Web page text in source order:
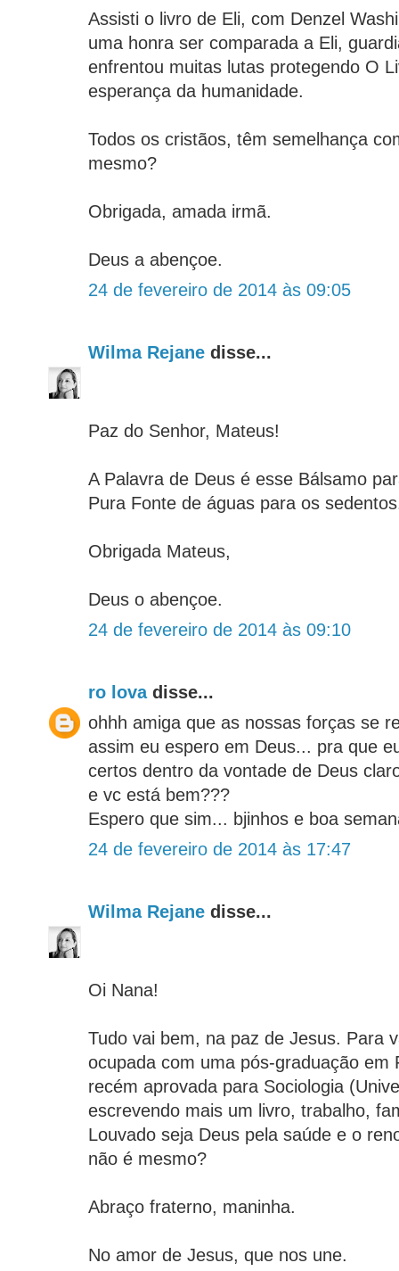
Assisti o livro de Eli, com Denzel
uma honra ser comparada a Eli,
enfrentou muitas lutas protegendo O
esperança da humanidade.
Todos os cristãos, têm semelhança
mesmo?
Obrigada, amada irmã.
Deus a abençoe.
24 de fevereiro de 2014 às 09:05
Wilma Rejane disse...
Paz do Senhor, Mateus!
A Palavra de Deus é esse Bálsamo
Pura Fonte de águas para os
Obrigada Mateus,
Deus o abençoe.
24 de fevereiro de 2014 às 09:10
ro lovadisse...
ohhh amiga que as nossas forças se
assim eu espero em Deus... pra que
certos dentro da vontade de Deus
e vc está bem???
Espero que sim... bjinhos e boa
24 de fevereiro de 2014 às 17:47
Wilma Rejane disse...
Oi Nana!
Tudo vai bem, na paz de Jesus. Para
ocupada com uma pós-graduação em
recém aprovada para Sociologia
escrevendo mais um livro, trabalho,
Louvado seja Deus pela saúde e o
não é mesmo?
Abraço fraterno, maninha.
No amor de Jesus, que nos une.